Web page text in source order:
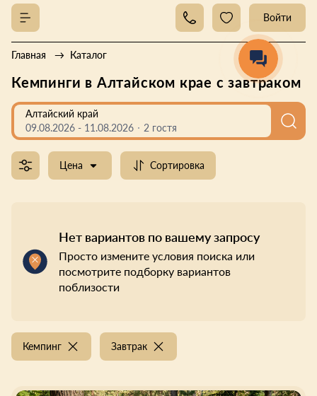
Войти
Главная Каталог
Кемпинги в Алтайском крае с завтраком
Алтайский край
09.08.2026 - 11.08.2026 2 гостя
Цена Сортировка
Нет вариантов по вашему запросу
Просто измените условия поиска или
посмотрите подборку вариантов
поблизости
Кемпинг Завтрак